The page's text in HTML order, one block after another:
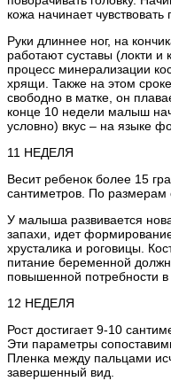
кожа начинает
Руки длиннее ног, на
работают суставы (локти и
процесс минерализации
хрящи. Также на этом
свободно в матке, он
конце 10 недели малыш
условно) вкус – на языке
11 НЕДЕЛЯ
Весит ребенок более 15
сантиметров. По
У малыша развивается
запахи, идет
хрусталика и роговицы.
питание беременной
повышенной потребности
12 НЕДЕЛЯ
Рост достигает 9-10
Эти параметры
Пленка между пальцами
завершенный вид.